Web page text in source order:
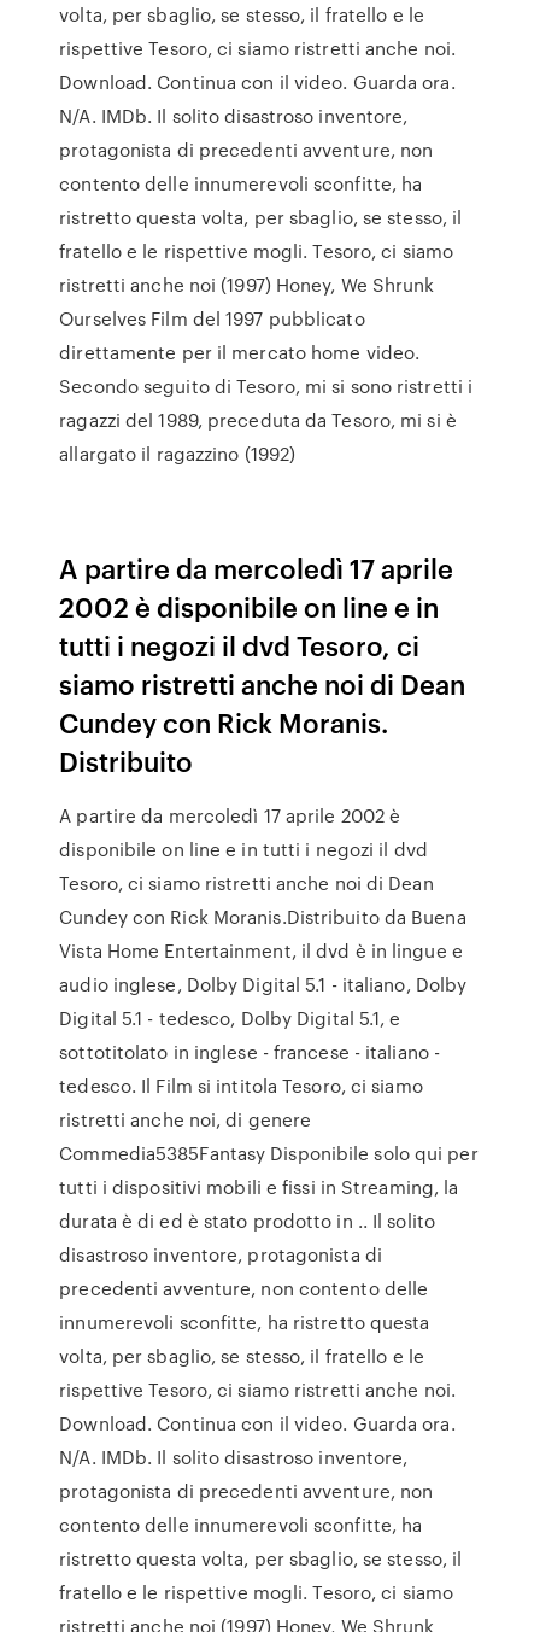
volta, per sbaglio, se stesso, il fratello e le
rispettive Tesoro, ci siamo ristretti anche noi.
Download. Continua con il video. Guarda ora.
N/A. IMDb. Il solito disastroso inventore,
protagonista di precedenti avventure, non
contento delle innumerevoli sconfitte, ha
ristretto questa volta, per sbaglio, se stesso, il
fratello e le rispettive mogli. Tesoro, ci siamo
ristretti anche noi (1997) Honey, We Shrunk
Ourselves Film del 1997 pubblicato
direttamente per il mercato home video.
Secondo seguito di Tesoro, mi si sono ristretti i
ragazzi del 1989, preceduta da Tesoro, mi si è
allargato il ragazzino (1992)
A partire da mercoledì 17 aprile
2002 è disponibile on line e in
tutti i negozi il dvd Tesoro, ci
siamo ristretti anche noi di Dean
Cundey con Rick Moranis.
Distribuito
A partire da mercoledì 17 aprile 2002 è
disponibile on line e in tutti i negozi il dvd
Tesoro, ci siamo ristretti anche noi di Dean
Cundey con Rick Moranis.Distribuito da Buena
Vista Home Entertainment, il dvd è in lingue e
audio inglese, Dolby Digital 5.1 - italiano, Dolby
Digital 5.1 - tedesco, Dolby Digital 5.1, e
sottotitolato in inglese - francese - italiano -
tedesco. Il Film si intitola Tesoro, ci siamo
ristretti anche noi, di genere
Commedia5385Fantasy Disponibile solo qui per
tutti i dispositivi mobili e fissi in Streaming, la
durata è di ed è stato prodotto in .. Il solito
disastroso inventore, protagonista di
precedenti avventure, non contento delle
innumerevoli sconfitte, ha ristretto questa
volta, per sbaglio, se stesso, il fratello e le
rispettive Tesoro, ci siamo ristretti anche noi.
Download. Continua con il video. Guarda ora.
N/A. IMDb. Il solito disastroso inventore,
protagonista di precedenti avventure, non
contento delle innumerevoli sconfitte, ha
ristretto questa volta, per sbaglio, se stesso, il
fratello e le rispettive mogli. Tesoro, ci siamo
ristretti anche noi (1997) Honey, We Shrunk